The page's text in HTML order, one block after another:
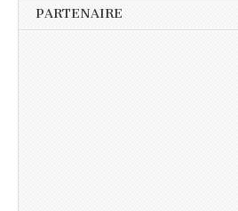
PARTENAIRE